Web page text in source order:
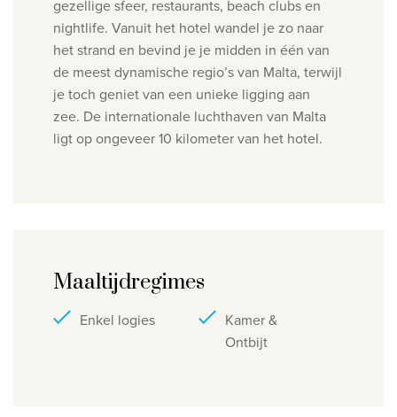
gezellige sfeer, restaurants, beach clubs en
nightlife. Vanuit het hotel wandel je zo naar
het strand en bevind je je midden in één van
de meest dynamische regio’s van Malta, terwijl
je toch geniet van een unieke ligging aan
zee. De internationale luchthaven van Malta
ligt op ongeveer 10 kilometer van het hotel.
Maaltijdregimes
Enkel logies
Kamer &
Ontbijt